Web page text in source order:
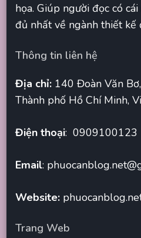
họa. Giúp người đọc có
đủ nhất về ngành thiết kế
Thông tin liên hệ
Địa chỉ: 140 Đoàn Văn
Thành phố Hồ Chí Minh,
Điện thoại: 0909100123
Email:
Website:
Trang Web